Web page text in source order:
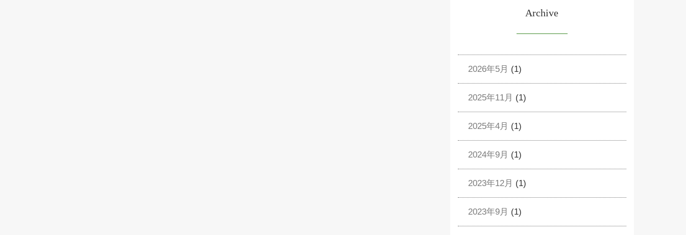
Archive
2026年5月 (1)
2025年11月 (1)
2025年4月 (1)
2024年9月 (1)
2023年12月 (1)
2023年9月 (1)